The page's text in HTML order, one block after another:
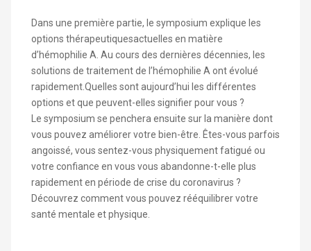
Dans une première partie, le symposium explique les
options thérapeutiquesactuelles en matière
d’hémophilie A. Au cours des dernières décennies, les
solutions de traitement de l’hémophilie A ont évolué
rapidement.Quelles sont aujourd’hui les différentes
options et que peuvent-elles signifier pour vous ?
Le symposium se penchera ensuite sur la manière dont
vous pouvez améliorer votre bien-être. Êtes-vous parfois
angoissé, vous sentez-vous physiquement fatigué ou
votre confiance en vous vous abandonne-t-elle plus
rapidement en période de crise du coronavirus ?
Découvrez comment vous pouvez rééquilibrer votre
santé mentale et physique.